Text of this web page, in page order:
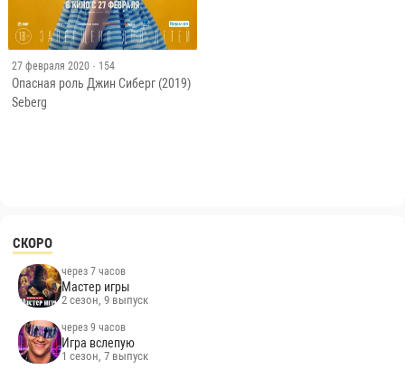
27 февраля 2020 · 154
Опасная роль Джин Сиберг (2019)
Seberg
СКОРО
через 7 часов
Мастер игры
2 сезон, 9 выпуск
через 9 часов
Игра вслепую
1 сезон, 7 выпуск